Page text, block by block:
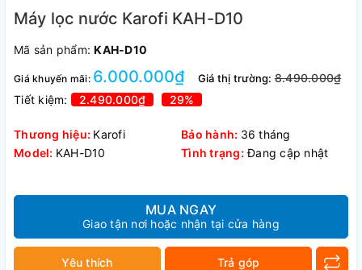
Máy lọc nước Karofi KAH-D10
Mã sản phẩm:KAH-D10
Giá khuyến mãi: 6.000.000₫ Giá thị trường:8.490.000₫
Tiết kiệm:
2.490.000₫ 29%
Thương hiệu: Karofi Bảo hành: 36 tháng
Model: KAH-D10 Tình trạng: Đang cập nhật
MUA NGAY
Giao tận nơi hoặc nhận tại cửa hàng
Yêu thích Trả góp